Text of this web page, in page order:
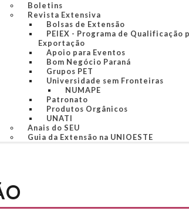
Boletins
Revista Extensiva
Bolsas de Extensão
PEIEX - Programa de Qualificação
Exportação
Apoio para Eventos
Bom Negócio Paraná
Grupos PET
Universidade sem Fronteiras
NUMAPE
Patronato
Produtos Orgânicos
UNATI
Anais do SEU
Guia da Extensão na UNIOESTE